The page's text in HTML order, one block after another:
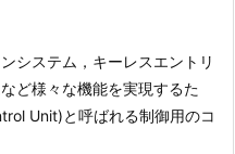
システム，キーレスエントリ
ど様々な機能を実現するた
Unit)と呼ばれる制御用のコ